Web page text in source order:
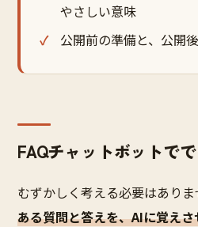
やさしい意味
公開前の準備と、公開
FAQチャットボットで
むずかしく考える必要はあり
ある質問と答えを、AIに覚え